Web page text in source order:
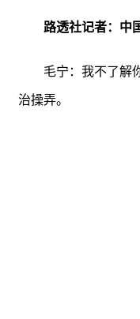
路透社记者：中
毛宁：我不了解
治操弄。